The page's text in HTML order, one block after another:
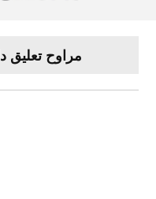
مراوح تعليق